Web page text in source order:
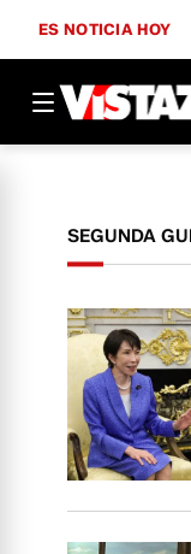
ES NOTICIA HOY
SEGUNDA